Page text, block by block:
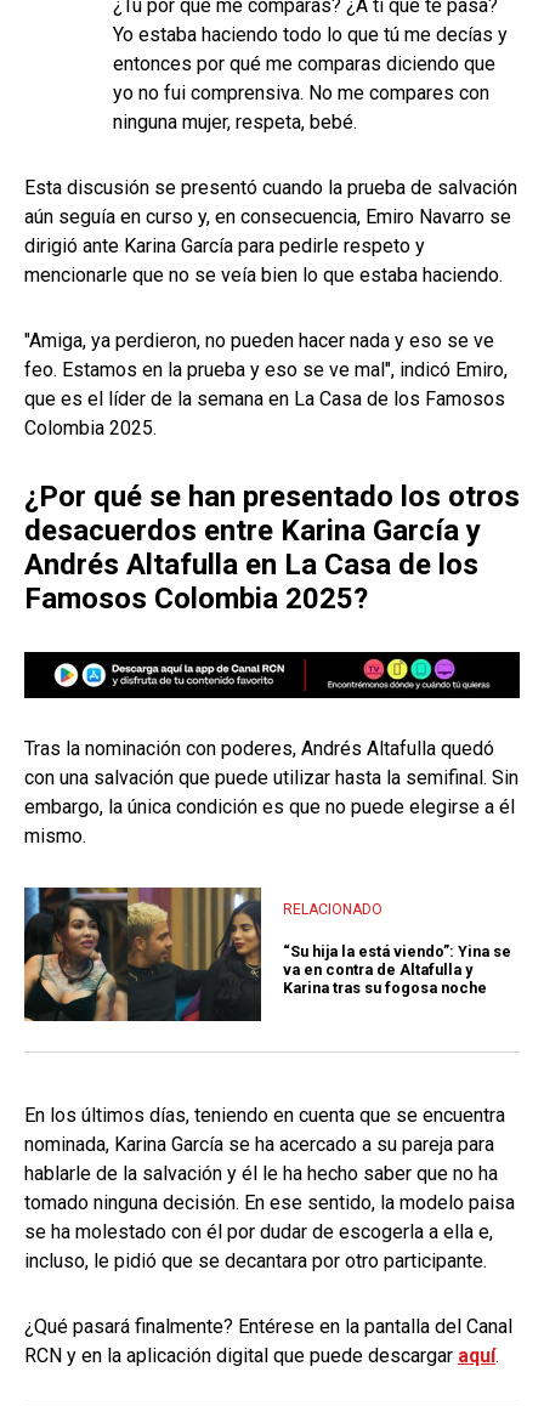
¿Tú por qué me comparas? ¿A ti qué te pasa?
Yo estaba haciendo todo lo que tú me decías y
entonces por qué me comparas diciendo que
yo no fui comprensiva. No me compares con
ninguna mujer, respeta, bebé.
Esta discusión se presentó cuando la prueba de salvación
aún seguía en curso y, en consecuencia, Emiro Navarro se
dirigió ante Karina García para pedirle respeto y
mencionarle que no se veía bien lo que estaba haciendo.
"Amiga, ya perdieron, no pueden hacer nada y eso se ve
feo. Estamos en la prueba y eso se ve mal", indicó Emiro,
que es el líder de la semana en La Casa de los Famosos
Colombia 2025.
¿Por qué se han presentado los otros
desacuerdos entre Karina García y
Andrés Altafulla en La Casa de los
Famosos Colombia 2025?
Tras la nominación con poderes, Andrés Altafulla quedó
con una salvación que puede utilizar hasta la semifinal. Sin
embargo, la única condición es que no puede elegirse a él
mismo.
RELACIONADO
“Su hija la está viendo”: Yina se
va en contra de Altafulla y
Karina tras su fogosa noche
En los últimos días, teniendo en cuenta que se encuentra
nominada, Karina García se ha acercado a su pareja para
hablarle de la salvación y él le ha hecho saber que no ha
tomado ninguna decisión. En ese sentido, la modelo paisa
se ha molestado con él por dudar de escogerla a ella e,
incluso, le pidió que se decantara por otro participante.
¿Qué pasará finalmente? Entérese en la pantalla del Canal
RCN y en la aplicación digital que puede descargar aquí.